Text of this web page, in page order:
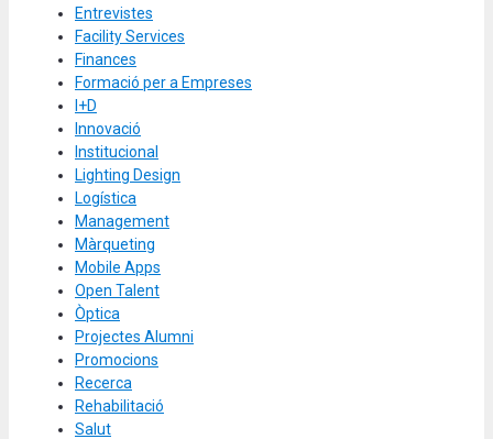
Entrevistes
Facility Services
Finances
Formació per a Empreses
I+D
Innovació
Institucional
Lighting Design
Logística
Management
Màrqueting
Mobile Apps
Open Talent
Òptica
Projectes Alumni
Promocions
Recerca
Rehabilitació
Salut